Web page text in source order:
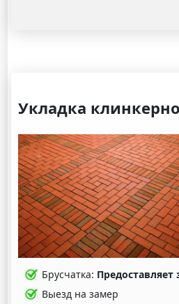
Укладка
Брусчатка: Предоставляет
Выезд на замер